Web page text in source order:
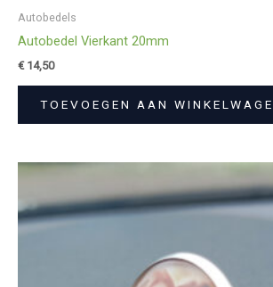
Autobedels
Autobedel Vierkant 20mm
€14,50
TOEVOEGEN AAN